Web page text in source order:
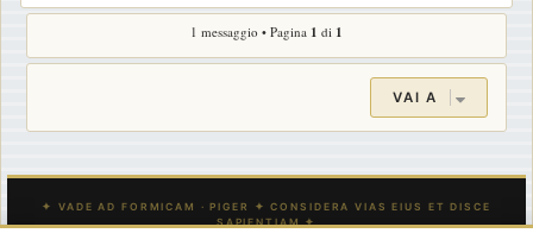
o
1 messaggio • Pagina 1 di 1
VAI A